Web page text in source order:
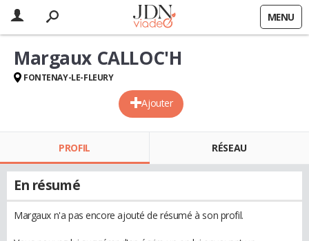
MENU
Ajouter
Margaux CALLOC'H
FONTENAY-LE-FLEURY
PROFIL RÉSEAU
En résumé
Margaux n'a pas encore ajouté de résumé à son profil.